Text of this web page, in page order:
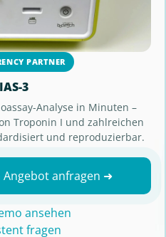
PARTNER
3
Analyse in Minuten –
Troponin I und zahlreichen
und reproduzierbar.
Angebot anfragen ➜
ansehen
fragen